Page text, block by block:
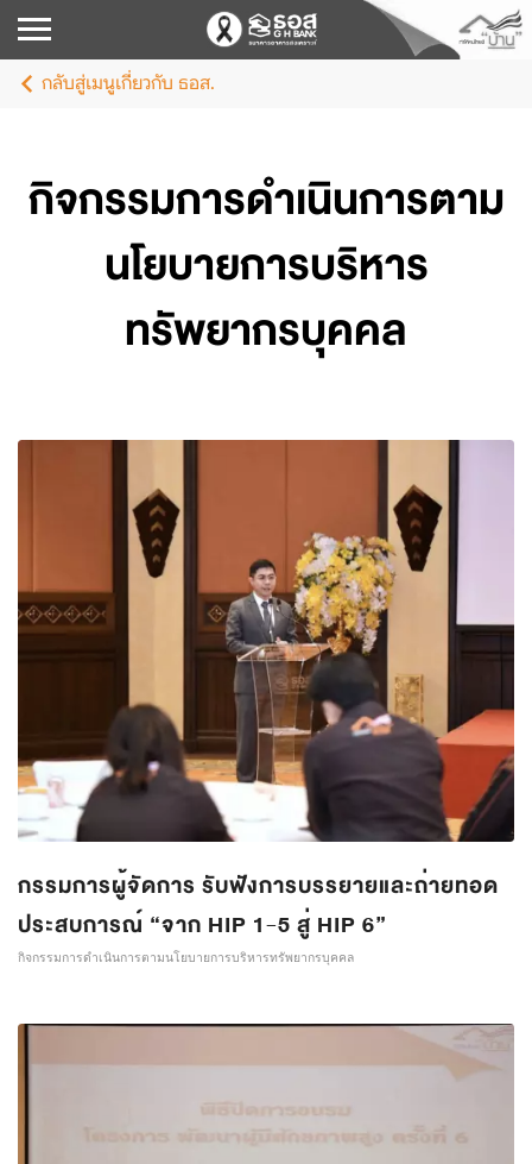
กลับสู่เมนูเกี่ยวกับ ธอส.
กิจกรรมการดำเนินการตาม
นโยบายการบริหาร
ทรัพยากรบุคคล
กรรมการผู้จัดการ รับฟังการบรรยายและถ่ายทอด
ประสบการณ์ “จาก HIP 1-5 สู่ HIP 6”
กิจกรรมการดำเนินการตามนโยบายการบริหารทรัพยากรบุคคล